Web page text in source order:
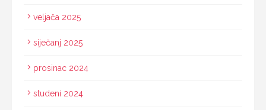
veljača 2025
siječanj 2025
prosinac 2024
studeni 2024